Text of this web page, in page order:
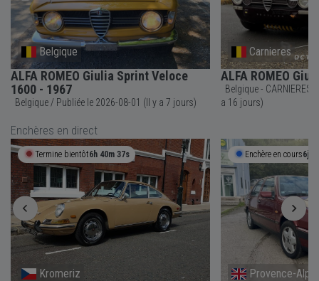
Belgique
ALFA ROMEO Giulia Sprint Veloce
1600 - 1967
Belgique / Publiée le 2026-08-01 (Il y a 7 jours)
Carnieres
ALFA ROMEO
Belgique - CARNIERES / Publiée le 2026-07-23 (Il y
a 16 jours)
Enchères en direct
Termine bientôt6h 40m 36s
Kromeriz
Enchère en cours6j
Provence-